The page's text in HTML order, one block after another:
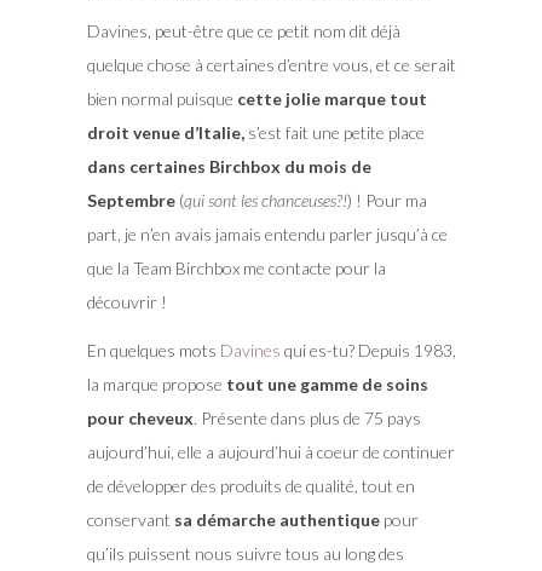
Davines, peut-être que ce petit nom dit déjà
quelque chose à certaines d’entre vous, et ce serait
bien normal puisque cette jolie marque tout
droit venue d’Italie,s’est fait une petite place
dans certaines Birchbox du mois de
Septembre(qui sont les chanceuses?!) ! Pour ma
part, je n’en avais jamais entendu parler jusqu’à ce
que la Team Birchbox me contacte pour la
découvrir !
En quelques mots Davines qui es-tu? Depuis 1983,
la marque propose tout une gamme de soins
pour cheveux. Présente dans plus de 75 pays
aujourd’hui, elle a aujourd’hui à coeur de continuer
de développer des produits de qualité, tout en
conservant sa démarche authentiquepour
qu’ils puissent nous suivre tous au long des